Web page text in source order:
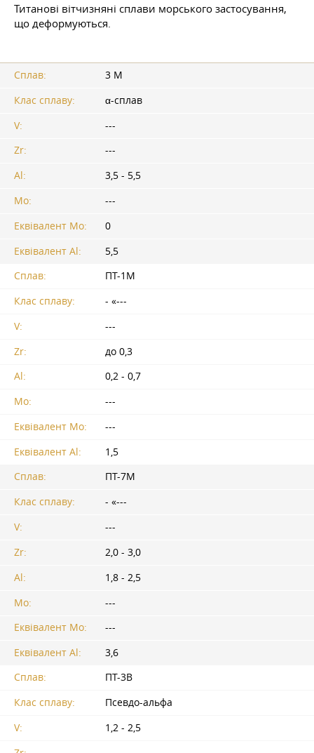
Титанові вітчизняні сплави морського застосування,
що деформуються.
Сплав:
3 М
Клас сплаву:
α-сплав
V:
---
Zr:
---
Al:
3,5 - 5,5
Mo:
---
Еквівалент Mo:
0
Еквівалент Al:
5,5
Сплав:
ПТ-1М
Клас сплаву:
- «---
V:
---
Zr:
до 0,3
Al:
0,2 - 0,7
Mo:
---
Еквівалент Mo:
---
Еквівалент Al:
1,5
Сплав:
ПТ-7М
Клас сплаву:
- «---
V:
---
Zr:
2,0 - 3,0
Al:
1,8 - 2,5
Mo:
---
Еквівалент Mo:
---
Еквівалент Al:
3,6
Сплав:
ПТ-3В
Клас сплаву:
Псевдо-альфа
V:
1,2 - 2,5